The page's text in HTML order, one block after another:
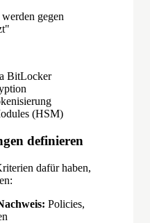
gegen
BitLocker
(HSM)
definieren
dafür haben,
Policies,